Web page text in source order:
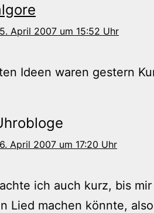
April 2007 um 15:52 Uhr
Ideen waren gestern
April 2007 um 17:20 Uhr
ich auch kurz, bis
Lied machen könnte,